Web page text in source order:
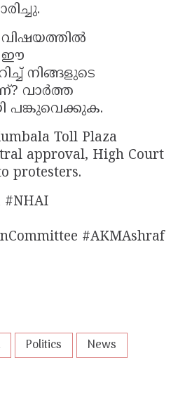
ഈ
നിങ്ങളുടെ
വാർത്ത
പങ്കുവെക്കുക.
Toll Plaza
approval, High Court
protesters.
#NHAI
#AKMAshraf
Politics
News